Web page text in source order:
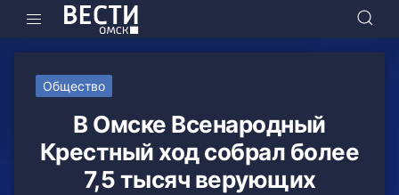
Общество
В Омске Всенародный
Крестный ход собрал более
7,5 тысяч верующих